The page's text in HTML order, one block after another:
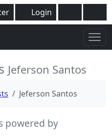
Login
Jeferson Santos
Jeferson Santos
powered by